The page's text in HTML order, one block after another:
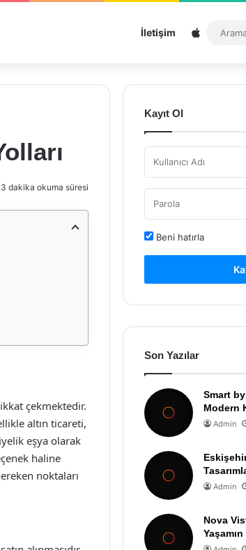
İletişim Sitemap
3 dakika okuma süresi
çekmektedir.
altın ticareti,
eşya olarak
haline
noktaları
Kayıt Ol
Beni hatırla
Son Yazılar
Smart
Modern
Admin
Admin
Nova
Yaşamın